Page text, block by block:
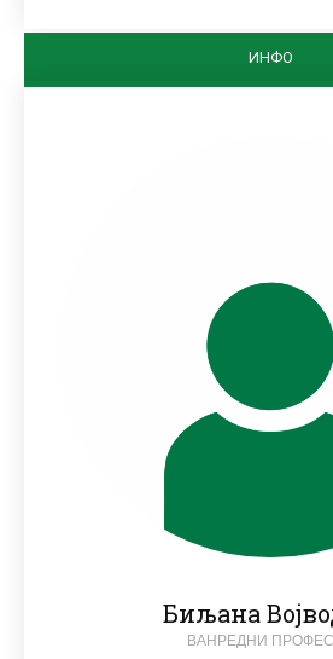
ИНФО
Биљана
ВАНРЕДНИ